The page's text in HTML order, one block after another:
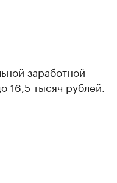
заработной
16,5 тысяч рублей.